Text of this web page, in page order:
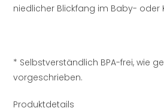
niedlicher Blickfang im Baby- oder
* Selbstverständlich BPA-frei, wie
vorgeschrieben.
Produktdetails